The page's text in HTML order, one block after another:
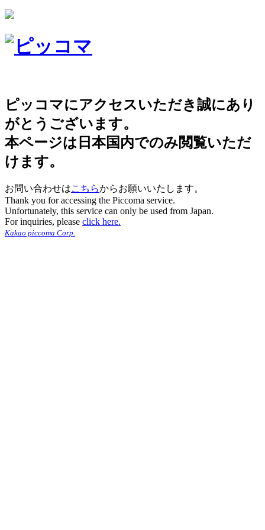
ピッコマにアクセスいただき誠にあり
がとうございます。
本ページは日本国内でのみ閲覧いただ
けます。
お問い合わせはこちらからお願いいたします。
Thank you for accessing the Piccoma service.
Unfortunately, this service can only be used from Japan.
For inquiries, please click here.
Kakao piccoma Corp.